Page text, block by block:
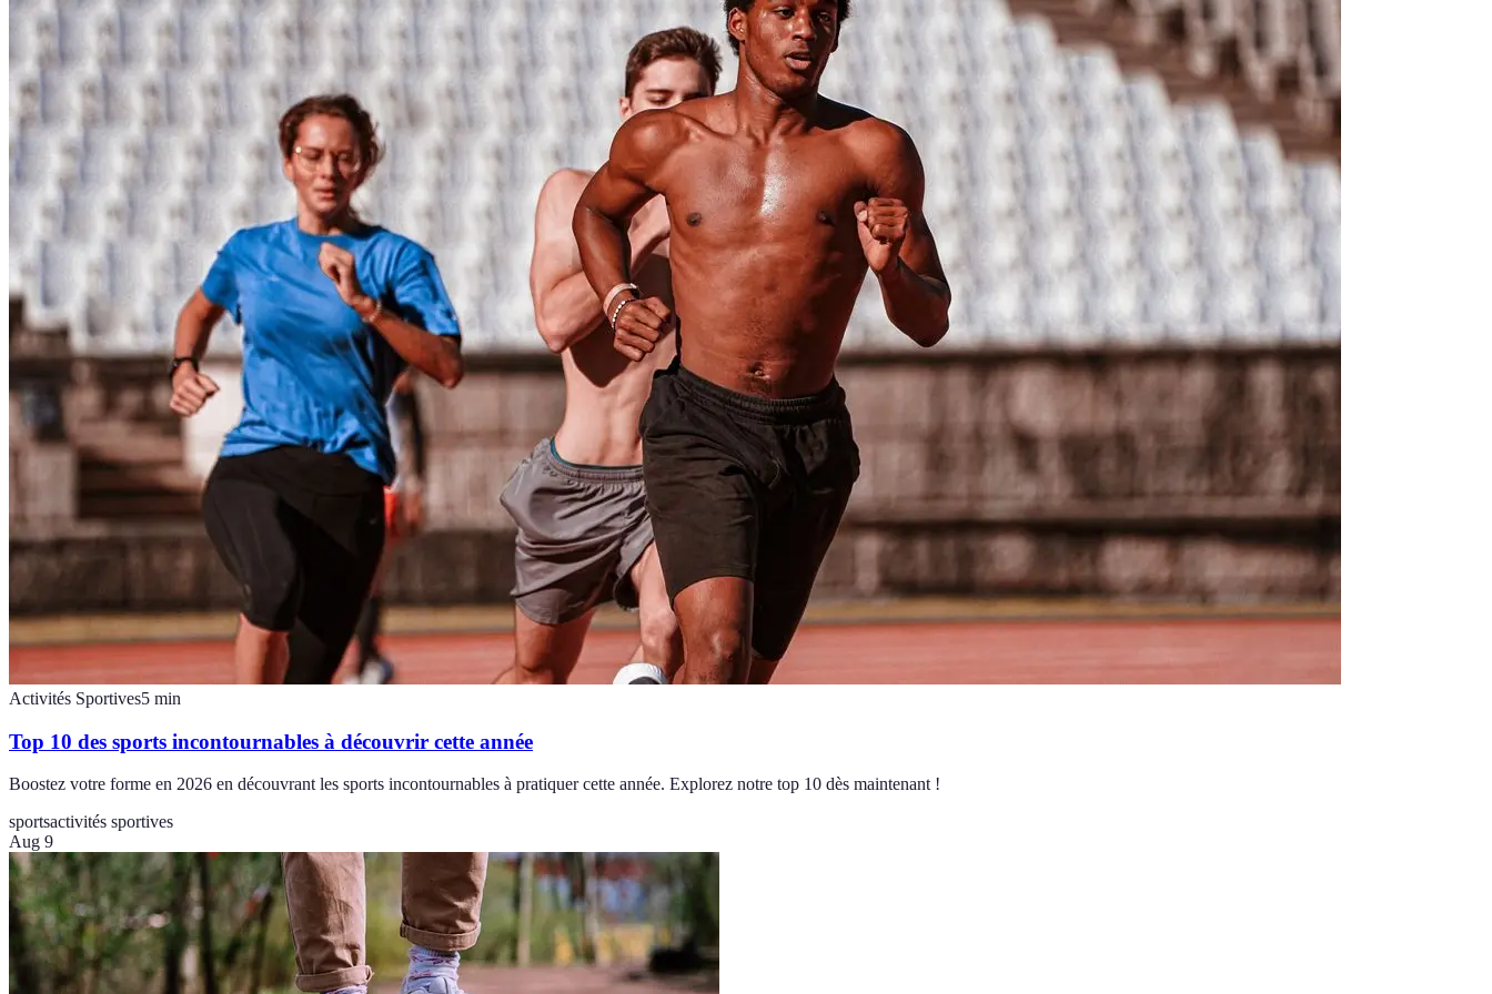
Activités Sportives5 min
Top 10 des sports incontournables à découvrir cette année
Boostez votre forme en 2026 en découvrant les sports incontournables à pratiquer cette année. Explorez notre top 10 dès maintenant !
sportsactivités sportives
Aug 9